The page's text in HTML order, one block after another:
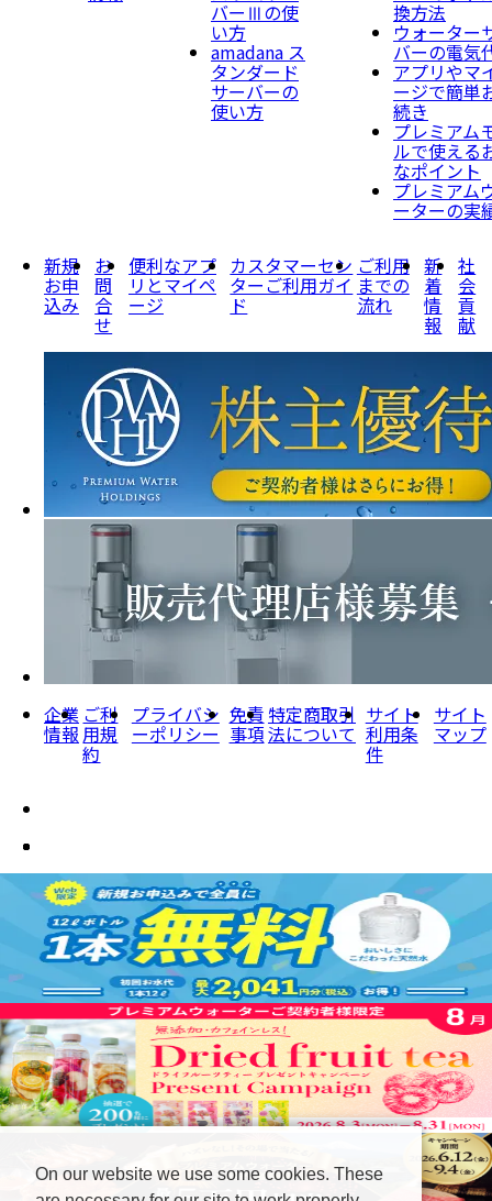
バーⅢの使
い方
amadana ス
タンダード
サーバーの
使い方
換方法
ウォーター
バーの電気
アプリやマ
ージで簡単
続き
プレミアム
ルで使える
なポイント
プレミアム
ーターの実
新規
お申
込み
お
問
合
せ
便利なアプ
リとマイペ
ージ
カスタマーセン
ターご利用ガイ
ド
ご利用
までの
流れ
新
着
情
報
社
会
貢
献
企業
情報
ご利
用規
約
プライバシ
ーポリシー
免責
事項
特定商取引
法について
サイト
利用条
件
サイト
マップ
On our website we use some cookies. These